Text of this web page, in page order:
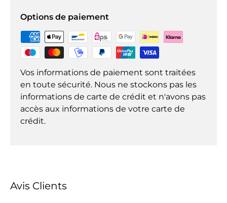
Options de paiement
Vos informations de paiement sont traitées
en toute sécurité. Nous ne stockons pas les
informations de carte de crédit et n'avons pas
accès aux informations de votre carte de
crédit.
Avis Clients